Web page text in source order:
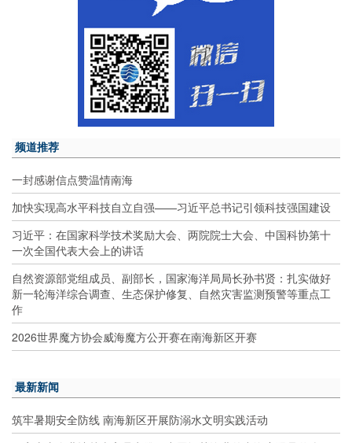
频道推荐
一封感谢信点赞温情南海
加快实现高水平科技自立自强——习近平总书记引领科技强国建设
习近平：在国家科学技术奖励大会、两院院士大会、中国科协第十
一次全国代表大会上的讲话
自然资源部党组成员、副部长，国家海洋局局长孙书贤：扎实做好
新一轮海洋综合调查、生态保护修复、自然灾害监测预警等重点工
作
2026世界魔方协会威海魔方公开赛在南海新区开赛
最新新闻
筑牢暑期安全防线 南海新区开展防溺水文明实践活动